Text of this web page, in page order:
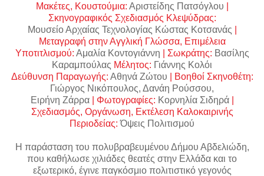
Μακέτες, Κουστούμια: Αριστείδης Πατσόγλου
Σκηνογραφικός Σχεδιασμός Kλεψύδρας:
Moυσείο Αρχαίας Τεχνολογίας Κώστας Κοτσανάς
Μεταγραφή στην Αγγλική Γλώσσα, Επιμέλεια
Υποτιτλισμού: Αμαλία Κοντογιάννη | Σωκράτης: Βασίλης
Καραμπούλας Μέλητος: Γιάννης Κολόι
Δεύθυνση Παραγωγής: Αθηνά Ζώτου
| Βοηθοί Σκηνοθέτη:
Γιώργος Νικόπουλος, Δανάη Ρούσσου,
Ειρήνη Ζάρρα
| Φωτογραφίες: Κορνηλία Σιδηρά
Σχεδιασμός, Οργάνωση, Εκτέλεση Καλοκαιρινής
Περιοδείας:Όψεις Πολιτισμού
Η παράσταση του πολυβραβευμένου Δήμου Αβδελιώδη,
που καθήλωσε χιλιάδες θεατές στην Ελλάδα και το
εξωτερικό, έγινε παγκόσμιο πολιτιστικό γεγονός